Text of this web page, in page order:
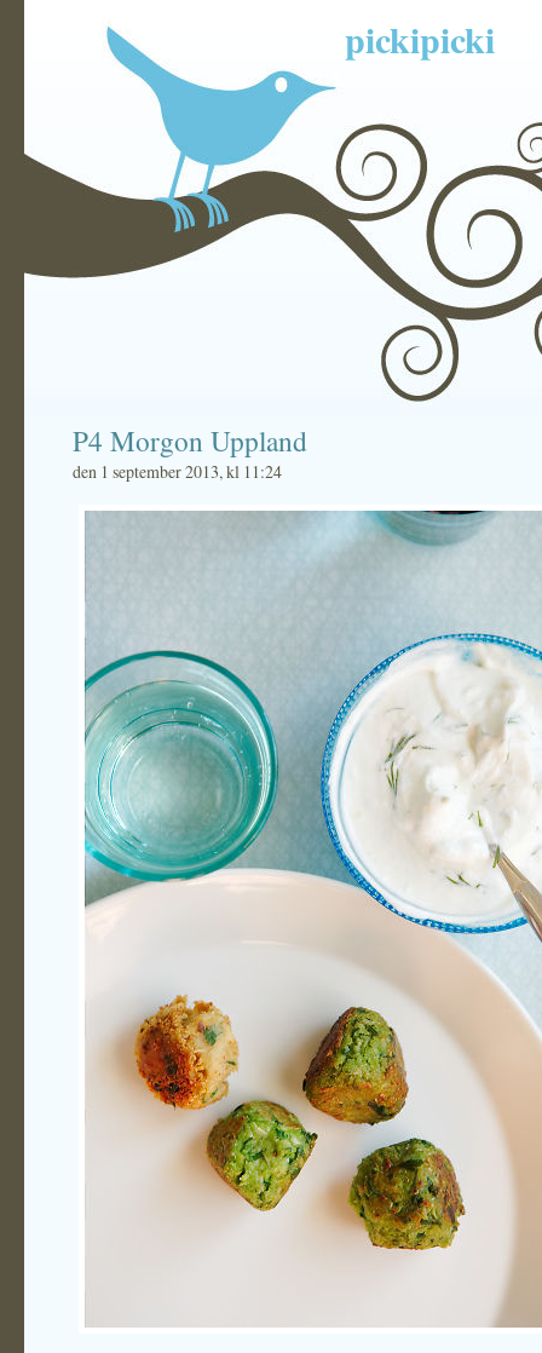
pickipicki
P4 Morgon Uppland
den 1 september 2013, kl 11:24